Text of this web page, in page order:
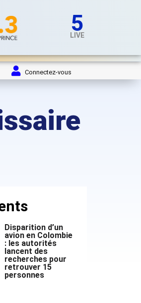
5
LIVE
Connectez-vous
Disparition d’un
avion en Colombie
: les autorités
lancent des
recherches pour
retrouver 15
personnes